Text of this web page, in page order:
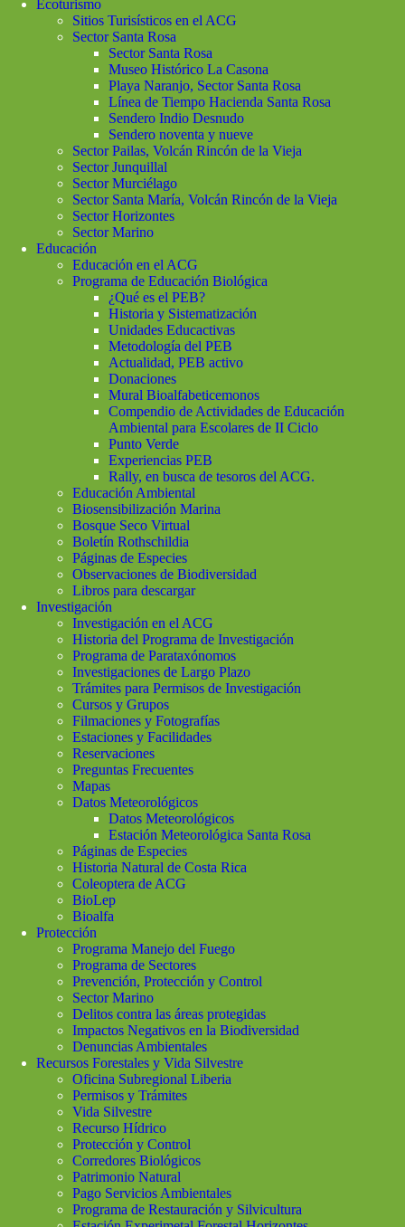
Ecoturismo
Sitios Turisísticos en el ACG
Sector Santa Rosa
Sector Santa Rosa
Museo Histórico La Casona
Playa Naranjo, Sector Santa Rosa
Línea de Tiempo Hacienda Santa Rosa
Sendero Indio Desnudo
Sendero noventa y nueve
Sector Pailas, Volcán Rincón de la Vieja
Sector Junquillal
Sector Murciélago
Sector Santa María, Volcán Rincón de la Vieja
Sector Horizontes
Sector Marino
Educación
Educación en el ACG
Programa de Educación Biológica
¿Qué es el PEB?
Historia y Sistematización
Unidades Educactivas
Metodología del PEB
Actualidad, PEB activo
Donaciones
Mural Bioalfabeticemonos
Compendio de Actividades de Educación
Ambiental para Escolares de II Ciclo
Punto Verde
Experiencias PEB
Rally, en busca de tesoros del ACG.
Educación Ambiental
Biosensibilización Marina
Bosque Seco Virtual
Boletín Rothschildia
Páginas de Especies
Observaciones de Biodiversidad
Libros para descargar
Investigación
Investigación en el ACG
Historia del Programa de Investigación
Programa de Parataxónomos
Investigaciones de Largo Plazo
Trámites para Permisos de Investigación
Cursos y Grupos
Filmaciones y Fotografías
Estaciones y Facilidades
Reservaciones
Preguntas Frecuentes
Mapas
Datos Meteorológicos
Datos Meteorológicos
Estación Meteorológica Santa Rosa
Páginas de Especies
Historia Natural de Costa Rica
Coleoptera de ACG
BioLep
Bioalfa
Protección
Programa Manejo del Fuego
Programa de Sectores
Prevención, Protección y Control
Sector Marino
Delitos contra las áreas protegidas
Impactos Negativos en la Biodiversidad
Denuncias Ambientales
Recursos Forestales y Vida Silvestre
Oficina Subregional Liberia
Permisos y Trámites
Vida Silvestre
Recurso Hídrico
Protección y Control
Corredores Biológicos
Patrimonio Natural
Pago Servicios Ambientales
Programa de Restauración y Silvicultura